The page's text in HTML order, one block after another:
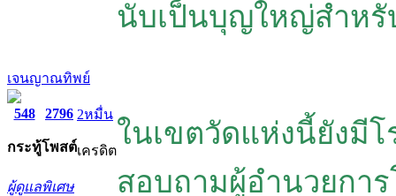
เจนญาณทิพย์
548
กระทู้
2796
โพสต์
2หมื่น
เครดิต
ผู้ดูแลพิเศษ
นับเป็นบุญใหญ่สำหรั
ในเขตวัดแห่งนี้ยังมี
สอบถามผู้อำนวยกา